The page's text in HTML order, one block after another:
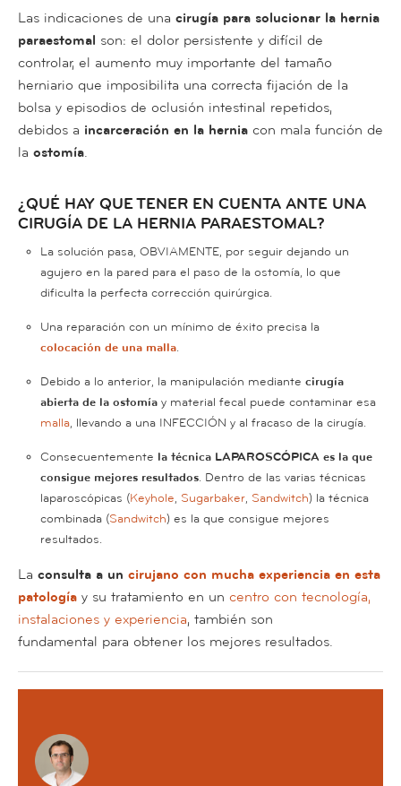
Las indicaciones de una cirugía para solucionar la hernia
paraestomal son: el dolor persistente y difícil de
controlar, el aumento muy importante del tamaño
herniario que imposibilita una correcta fijación de la
bolsa y episodios de oclusión intestinal repetidos,
debidos a incarceración en la hernia con mala función de
la ostomía.
¿QUÉ HAY QUE TENER EN CUENTA ANTE UNA
CIRUGÍA DE LA HERNIA PARAESTOMAL?
La solución pasa, OBVIAMENTE, por seguir dejando un
agujero en la pared para el paso de la ostomía, lo que
dificulta la perfecta corrección quirúrgica.
Una reparación con un mínimo de éxito precisa la
colocación de una malla.
Debido a lo anterior, la manipulación mediante cirugía
abierta de la ostomía y material fecal puede contaminar esa
malla, llevando a una INFECCIÓN y al fracaso de la cirugía.
Consecuentemente la técnica LAPAROSCÓPICA es la que
consigue mejores resultados. Dentro de las varias técnicas
laparoscópicas (Keyhole, Sugarbaker, Sandwitch) la técnica
combinada (Sandwitch) es la que consigue mejores
resultados.
La consulta a un cirujano con mucha experiencia en esta
patología y su tratamiento en un centro con tecnología,
instalaciones y experiencia, también son
fundamental para obtener los mejores resultados.